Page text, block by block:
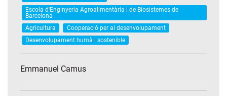
Escola d'Enginyeria Agroalimentària i de Biosistemes de
Barcelona
Agricultura
Cooperació per al desenvolupament
Desenvolupament humà i sostenible
Emmanuel Camus